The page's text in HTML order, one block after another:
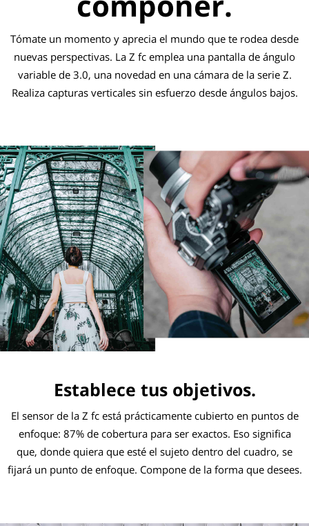
Tómate un momento y aprecia el mundo que te rodea desde
nuevas perspectivas. La Z fc emplea una pantalla de ángulo
variable de 3.0, una novedad en una cámara de la serie Z.
Realiza capturas verticales sin esfuerzo desde ángulos bajos.
Establece tus objetivos.
El sensor de la Z fc está prácticamente cubierto en puntos de
enfoque: 87% de cobertura para ser exactos. Eso significa
que, donde quiera que esté el sujeto dentro del cuadro, se
fijará un punto de enfoque. Compone de la forma que desees.